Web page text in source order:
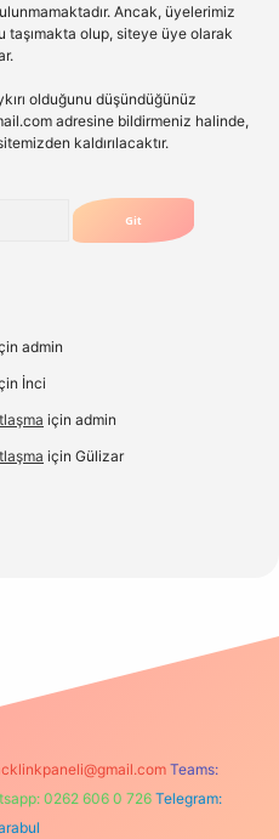
Ancak, üyelerimiz
taşımakta olup, siteye üye olarak
olduğunu düşündüğünüz
adresine bildirmeniz halinde,
kaldırılacaktır.
admin
İnci
için admin
için Gülizar
Teams:
0262 606 0 726 Telegram: